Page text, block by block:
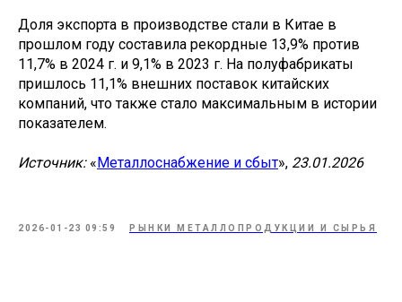
Доля экспорта в производстве стали в Китае в
прошлом году составила рекордные 13,9% против
11,7% в 2024 г. и 9,1% в 2023 г. На полуфабрикаты
пришлось 11,1% внешних поставок китайских
компаний, что также стало максимальным в истории
показателем.
Источник: «Металлоснабжение и сбыт», 23.01.2026
2026-01-23 09:59 РЫНКИ МЕТАЛЛОПРОДУКЦИИ И СЫРЬЯ